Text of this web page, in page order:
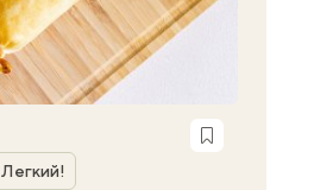
Легкий!